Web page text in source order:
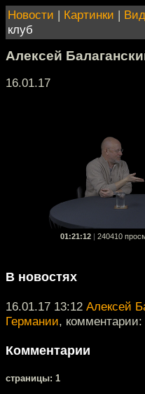
Новости | Картинки |
клуб
Алексей
16.01.17
01:21:12 240410
В новостях
16.01.17 13:12 Алексей
Германии, комментарии:
Комментарии
cтраницы: 1